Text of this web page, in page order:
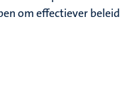
om effectiever beleid